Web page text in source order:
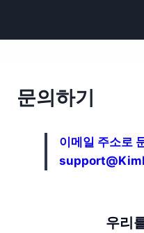
문의하기
이메일 주소로
우리